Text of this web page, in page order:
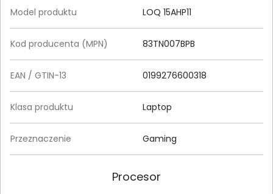
Model produktu LOQ 15AHP11
Kod producenta (MPN) 83TN007BPB
EAN / GTIN-13 0199276600318
Klasa produktu Laptop
Przeznaczenie Gaming
Procesor